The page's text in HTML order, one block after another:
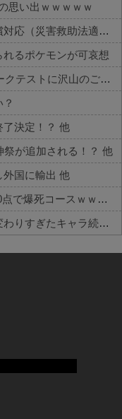
思い出ｗｗｗｗｗ
任天堂、熊本地震を受け製品修理は無償対応（災害救助法適用地域）
るポケモンが可哀想
フロム「『The Duskbloods』ネットワークテストに沢山のご応募をいただき誠にありがとうございました｡」
了決定！？ 他
祭が追加される！？ 他
外国に輸出 他
FE 万紫千紅さんAmazon過去1か月2000点で爆死コースｗｗｗ 他
【衝撃】ストライクさん以外にも姿が変わりすぎたキャラ続出！？ 他